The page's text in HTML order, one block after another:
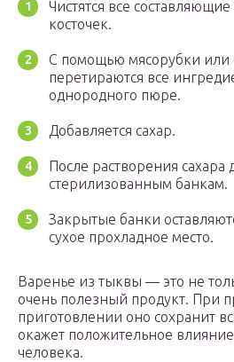
Чистятся все
косточек.
С помощью мясорубки или
перетираются все
однородного пюре.
Добавляется сахар.
После растворения
стерилизованным банкам.
Закрытые банки
сухое прохладное место.
Варенье из тыквы — это не
очень полезный продукт. При
приготовлении оно сохранит
окажет положительное
человека.